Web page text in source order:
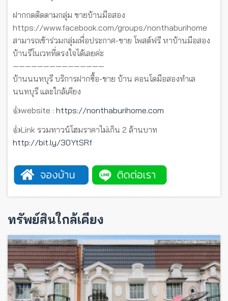
ฝากกดติดตามกลุ่ม ขายบ้านมือสอง
https://www.facebook.com/groups/nonthaburihome
สามารถเข้าร่วมกลุ่มเพื่อประกาศ-ขาย โพสต์ฟรี หาบ้านมือสอง
บ้านรีโนเวทที่ตรงใจได้เลยค่ะ
———————————————
บ้านนนทบุรี บริการฝากซื้อ-ขาย บ้าน คอนโดมือสองทำเล
นนทบุรี และใกล้เคียง
👍website : https://nonthaburihome.com
👍Link รวมทาวน์โฮมราคาไม่เกิน 2 ล้านบาท
http://bit.ly/30YtSRf
ทรัพย์สินใกล้เคียง